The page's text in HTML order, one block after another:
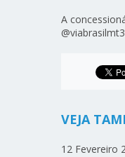
A
VEJA
12 Fevereiro